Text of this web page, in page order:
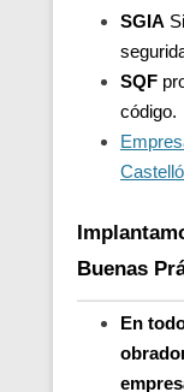
SGIA
SQF
código.
Buenas
En